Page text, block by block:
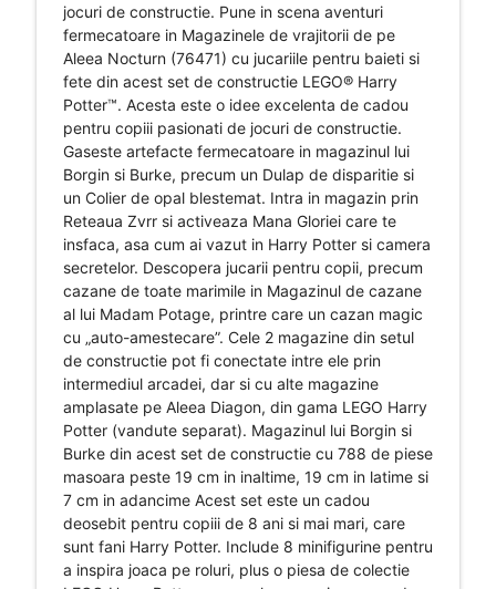
jocuri de constructie. Pune in scena aventuri
fermecatoare in Magazinele de vrajitorii de pe
Aleea Nocturn (76471) cu jucariile pentru baieti si
fete din acest set de constructie LEGO® Harry
Potter™. Acesta este o idee excelenta de cadou
pentru copiii pasionati de jocuri de constructie.
Gaseste artefacte fermecatoare in magazinul lui
Borgin si Burke, precum un Dulap de disparitie si
un Colier de opal blestemat. Intra in magazin prin
Reteaua Zvrr si activeaza Mana Gloriei care te
insfaca, asa cum ai vazut in Harry Potter si camera
secretelor. Descopera jucarii pentru copii, precum
cazane de toate marimile in Magazinul de cazane
al lui Madam Potage, printre care un cazan magic
cu „auto-amestecare”. Cele 2 magazine din setul
de constructie pot fi conectate intre ele prin
intermediul arcadei, dar si cu alte magazine
amplasate pe Aleea Diagon, din gama LEGO Harry
Potter (vandute separat). Magazinul lui Borgin si
Burke din acest set de constructie cu 788 de piese
masoara peste 19 cm in inaltime, 19 cm in latime si
7 cm in adancime Acest set este un cadou
deosebit pentru copiii de 8 ani si mai mari, care
sunt fani Harry Potter. Include 8 minifigurine pentru
a inspira joaca pe roluri, plus o piesa de colectie